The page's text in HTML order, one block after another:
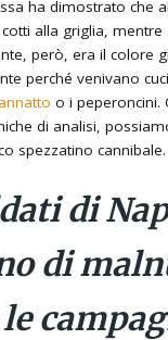
ha dimostrato che
alla griglia, mentre
però, era il colore
perché venivano
o i peperoncini.
di analisi,
spezzatino cannibale.
di
di